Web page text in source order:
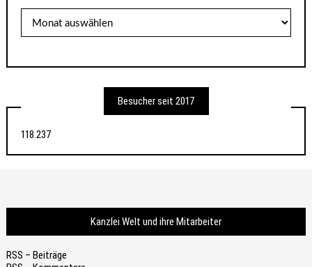
Besucher seit 2017
118.237
Kanzlei Welt und ihre Mitarbeiter
RSS – Beiträge